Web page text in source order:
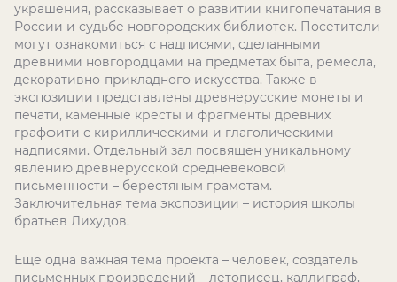
украшения, рассказывает о развитии книгопечатания в
России и судьбе новгородских библиотек. Посетители
могут ознакомиться с надписями, сделанными
древними новгородцами на предметах быта, ремесла,
декоративно-прикладного искусства. Также в
экспозиции представлены древнерусские монеты и
печати, каменные кресты и фрагменты древних
граффити с кириллическими и глаголическими
надписями. Отдельный зал посвящен уникальному
явлению древнерусской средневековой
письменности – берестяным грамотам.
Заключительная тема экспозиции – история школы
братьев Лихудов.
Еще одна важная тема проекта – человек, создатель
письменных произведений – летописец, каллиграф,